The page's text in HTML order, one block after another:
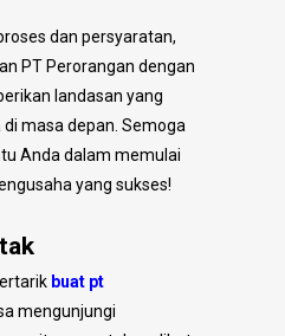
dan persyaratan,
PT Perorangan dengan
landasan yang
masa depan. Semoga
Anda dalam memulai
yang sukses!
buat pt
mengunjungi